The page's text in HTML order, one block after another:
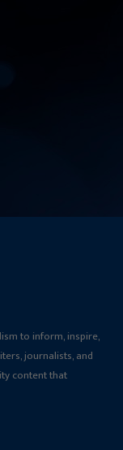
to inform, inspire,
journalists, and
content that